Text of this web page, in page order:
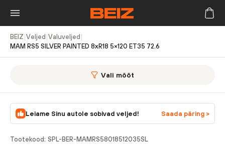
BEIZ Veljed Valuveljed
MAM RS5 SILVER PAINTED 8xR18 5×120 ET35 72.6
Vali mõõt
Tootekood: SPL-BER-MAMRS58018512035SL
Leiame Sinu autole sobivad veljed! Saada päring >